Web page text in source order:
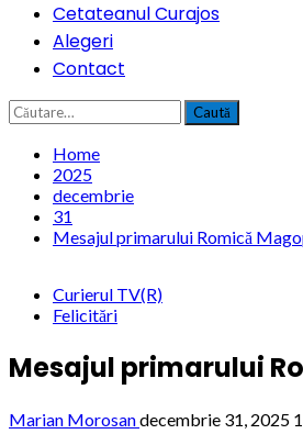
Cetateanul Curajos
Alegeri
Contact
Caută
după:
Home
2025
decembrie
31
Mesajul primarului Romică
Curierul TV(R)
Felicitări
Mesajul primarului
Marian Morosandecembrie 31, 2025